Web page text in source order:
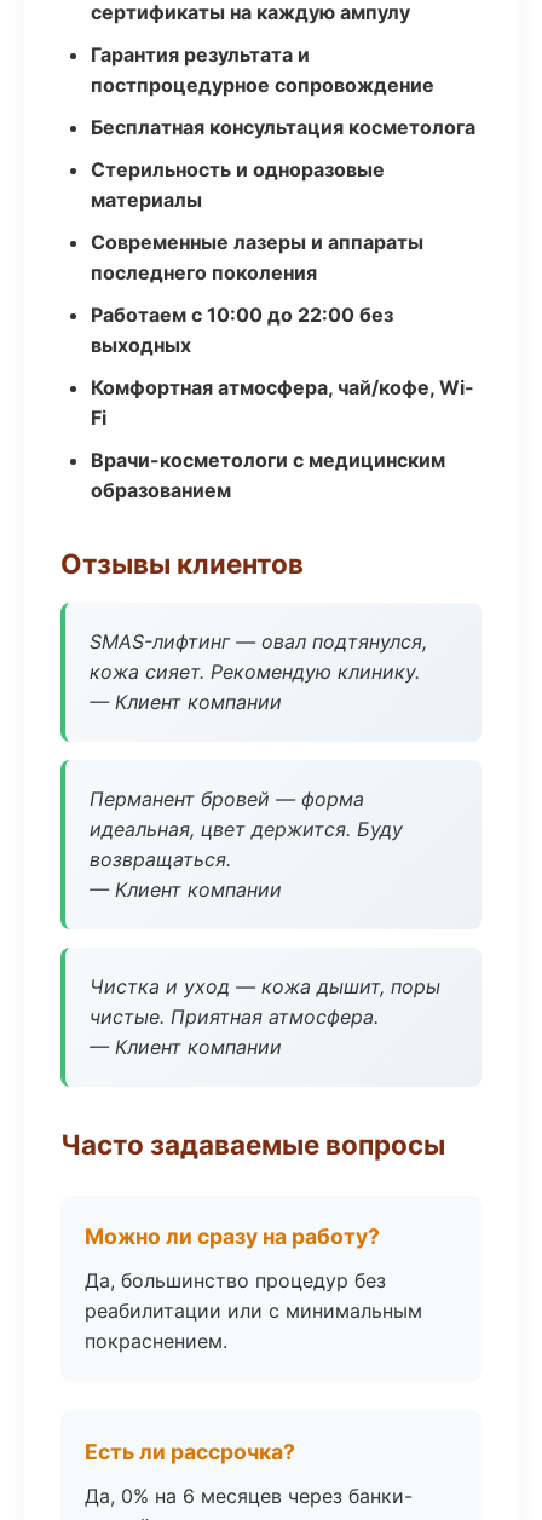
сертификаты на каждую ампулу
Гарантия результата и
постпроцедурное сопровождение
Бесплатная консультация косметолога
Стерильность и одноразовые
материалы
Современные лазеры и аппараты
последнего поколения
Работаем с 10:00 до 22:00 без
выходных
Комфортная атмосфера, чай/кофе, Wi-
Fi
Врачи-косметологи с медицинским
образованием
Отзывы клиентов
SMAS-лифтинг — овал подтянулся,
кожа сияет. Рекомендую клинику.
— Клиент компании
Перманент бровей — форма
идеальная, цвет держится. Буду
возвращаться.
— Клиент компании
Чистка и уход — кожа дышит, поры
чистые. Приятная атмосфера.
— Клиент компании
Часто задаваемые вопросы
Можно ли сразу на работу?
Да, большинство процедур без
реабилитации или с минимальным
покраснением.
Есть ли рассрочка?
Да, 0% на 6 месяцев через банки-